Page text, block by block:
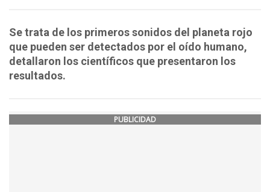
Se trata de los primeros sonidos del planeta rojo
que pueden ser detectados por el oído humano,
detallaron los científicos que presentaron los
resultados.
PUBLICIDAD